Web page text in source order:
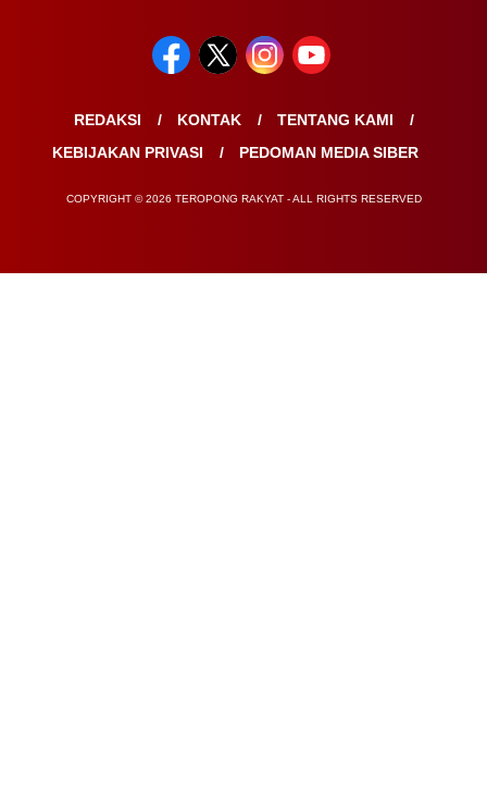
REDAKSI KONTAK
TENTANG KAMI
KEBIJAKAN PRIVASI
PEDOMAN MEDIA SIBER
COPYRIGHT © 2026 TEROPONG RAKYAT - ALL RIGHTS RESERVED